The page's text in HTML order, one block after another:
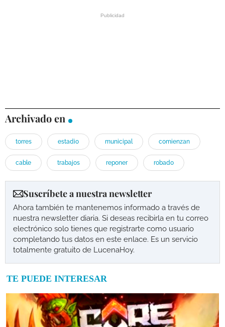
Archivado en
torres estadio municipal comienzan
cable trabajos reponer robado
Suscríbete a nuestra newsletter
Ahora también te mantenemos informado a través de
nuestra newsletter diaria. Si deseas recibirla en tu correo
electrónico solo tienes que registrarte como usuario
completando tus datos en este enlace. Es un servicio
totalmente gratuito de LucenaHoy.
TE PUEDE INTERESAR